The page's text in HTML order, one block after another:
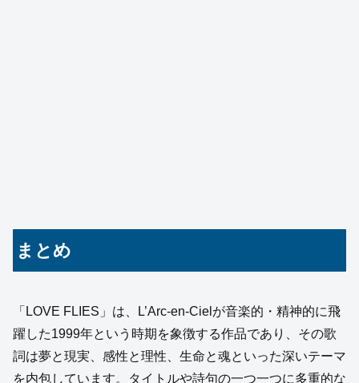
まとめ
「LOVE FLIES」は、L’Arc-en-Cielが音楽的・精神的に飛
躍した1999年という時期を象徴する作品であり、その歌
詞は夢と現実、感性と理性、生命と魂といった深いテーマ
を内包しています。タイトルや詩句の一つ一つに多重的な